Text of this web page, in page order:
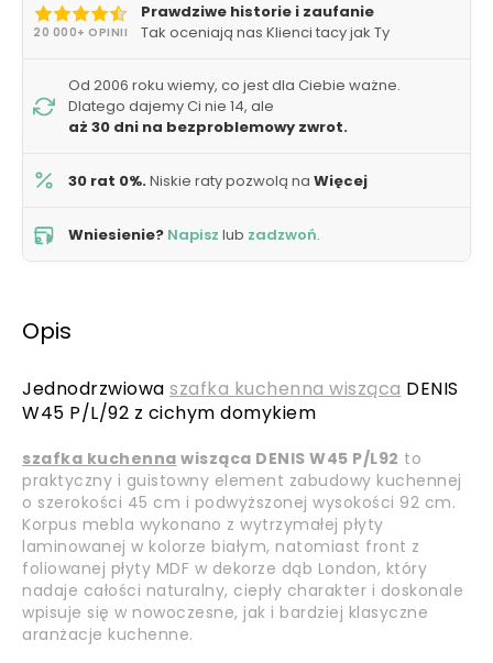
20 000+ OPINII
Prawdziwe historie i zaufanie
Tak oceniają nas Klienci tacy jak Ty
Od 2006 roku wiemy, co jest dla Ciebie ważne.
Dlatego dajemy Ci nie 14, ale
aż 30 dni na bezproblemowy zwrot.
30 rat 0%.Niskie raty pozwolą na Więcej
Wniesienie? Napisz lub zadzwoń.
Opis
Jednodrzwiowa szafka kuchenna wisząca DENIS
W45 P/L/92 z cichym domykiem
szafka kuchenna wisząca DENIS W45 P/L92 to
praktyczny i guistowny element zabudowy kuchennej
o szerokości 45 cm i podwyższonej wysokości 92 cm.
Korpus mebla wykonano z wytrzymałej płyty
laminowanej w kolorze białym, natomiast front z
foliowanej płyty MDF w dekorze dąb London, który
nadaje całości naturalny, ciepły charakter i doskonale
wpisuje się w nowoczesne, jak i bardziej klasyczne
aranżacje kuchenne.